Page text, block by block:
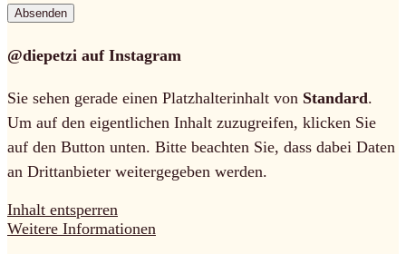
@diepetzi auf Instagram
Sie sehen gerade einen Platzhalterinhalt von Standard.
Um auf den eigentlichen Inhalt zuzugreifen, klicken Sie
auf den Button unten. Bitte beachten Sie, dass dabei Daten
an Drittanbieter weitergegeben werden.
Inhalt entsperren
Weitere Informationen